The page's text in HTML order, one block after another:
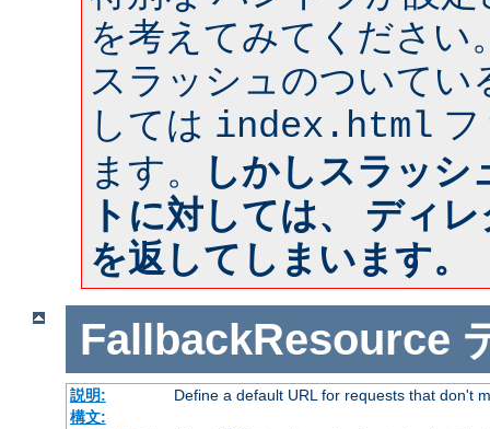
を考えてみてください
スラッシュのついてい
しては index.html
ます。
しかしスラッシ
トに対しては、 ディ
を返してしまいます。
FallbackResource
説明:
Define a default URL for requests that don't
構文: